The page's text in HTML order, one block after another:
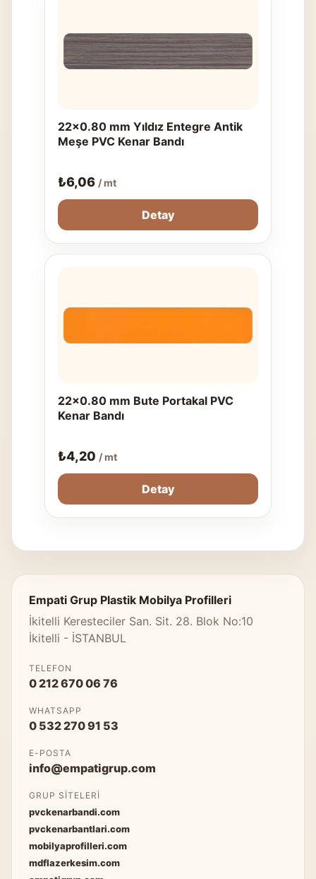
22x0.80 mm Yıldız Entegre Antik
Meşe PVC Kenar Bandı
₺6,06 / mt
Detay
22x0.80 mm Bute Portakal PVC
Kenar Bandı
₺4,20 / mt
Detay
Empati Grup Plastik Mobilya Profilleri
İkitelli Keresteciler San. Sit. 28. Blok No:10
İkitelli - İSTANBUL
TELEFON
0 212 670 06 76
WHATSAPP
0 532 270 91 53
E-POSTA
info@empatigrup.com
GRUP SITELERI
pvckenarbandi.com
pvckenarbantlari.com
mobilyaprofilleri.com
mdflazerkesim.com